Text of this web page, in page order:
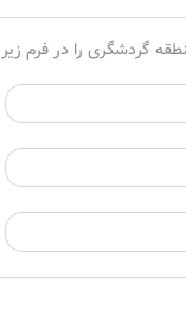
گردشگری را در فرم